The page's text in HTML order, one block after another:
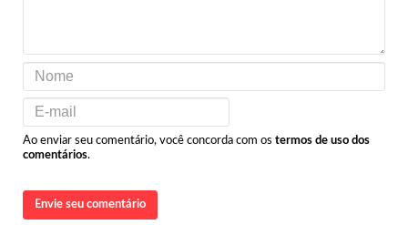
Ao enviar seu comentário, você concorda com os termos de uso dos
comentários.
Envie seu comentário